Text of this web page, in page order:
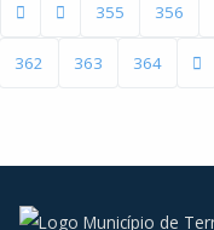
355 356
362 363 364